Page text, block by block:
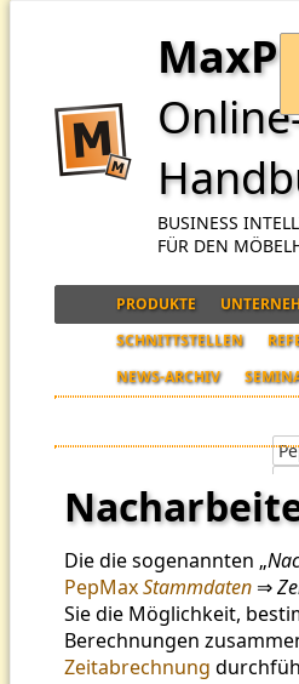
BUSINESS
FÜR DEN
PRODUKTE
SCHNITTSTELLEN
NEWS-ARCHIV
Die die sogenannten „
PepMaxStammdaten ⇒
Sie die Möglichkeit,
Berechnungen
Zeitabrechnung